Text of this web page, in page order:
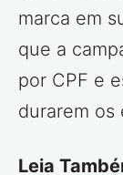
marca em
que a
por CPF e
durarem os
Leia